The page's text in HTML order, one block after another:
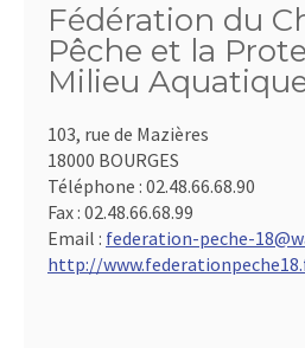
Fédération du
Pêche et la
Milieu
103, rue de Mazières
18000 BOURGES
Téléphone : 02.48.66.68.90
Fax : 02.48.66.68.99
Email : federation-peche-
http://